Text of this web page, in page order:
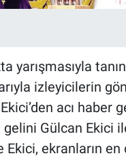
yarışmasıyla
izleyicilerin
acı haber
gelini Gülcan Ekici
Ekici, ekranların en